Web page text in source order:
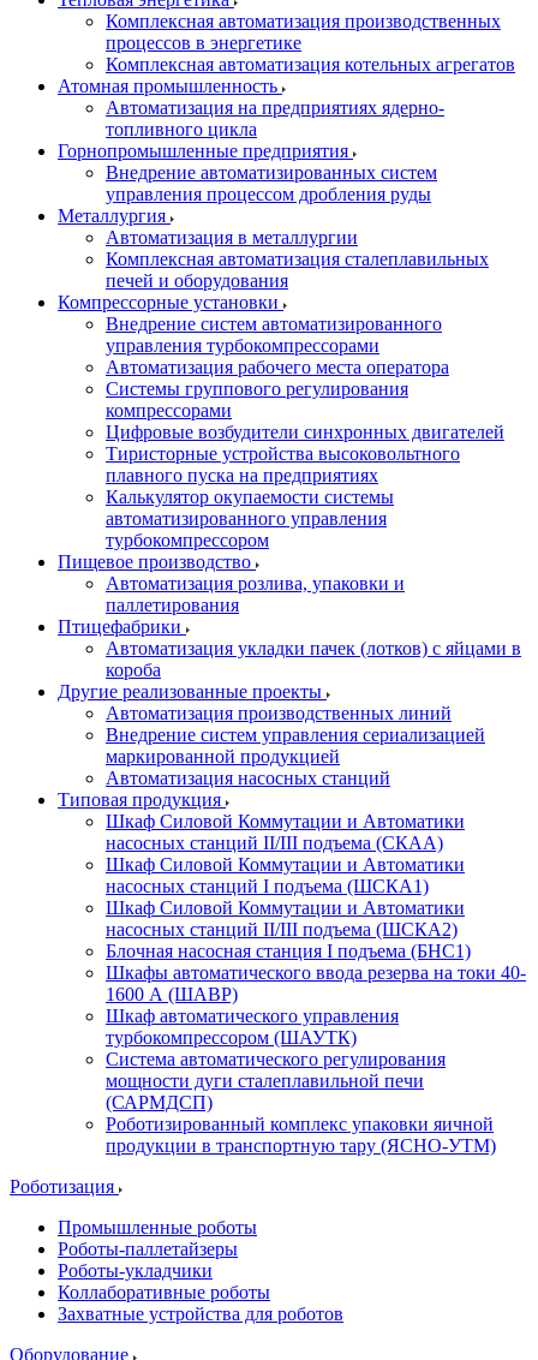
Комплексная автоматизация производственных
процессов в энергетике
Комплексная автоматизация котельных агрегатов
Атомная промышленность
Автоматизация на предприятиях ядерно-
топливного цикла
Горнопромышленные предприятия
Внедрение автоматизированных систем
управления процессом дробления руды
Металлургия
Автоматизация в металлургии
Комплексная автоматизация сталеплавильных
печей и оборудования
Компрессорные установки
Внедрение систем автоматизированного
управления турбокомпрессорами
Автоматизация рабочего места оператора
Системы группового регулирования
компрессорами
Цифровые возбудители синхронных двигателей
Тиристорные устройства высоковольтного
плавного пуска на предприятиях
Калькулятор окупаемости системы
автоматизированного управления
турбокомпрессором
Пищевое производство
Автоматизация розлива, упаковки и
паллетирования
Птицефабрики
Автоматизация укладки пачек (лотков) с яйцами в
короба
Другие реализованные проекты
Автоматизация производственных линий
Внедрение систем управления сериализацией
маркированной продукцией
Автоматизация насосных станций
Типовая продукция
Шкаф Силовой Коммутации и Автоматики
насосных станций II/III подъема (СКАА)
Шкаф Силовой Коммутации и Автоматики
насосных станций I подъема (ШСКА1)
Шкаф Силовой Коммутации и Автоматики
насосных станций II/III подъема (ШСКА2)
Блочная насосная станция I подъема (БНС1)
Шкафы автоматического ввода резерва на токи 40-
1600 А (ШАВР)
Шкаф автоматического управления
турбокомпрессором (ШАУТК)
Система автоматического регулирования
мощности дуги сталеплавильной печи
(САРМДСП)
Роботизированный комплекс упаковки яичной
продукции в транспортную тару (ЯСНО-УТМ)
Роботизация
Промышленные роботы
Роботы-паллетайзеры
Роботы-укладчики
Коллаборативные роботы
Захватные устройства для роботов
Оборудование